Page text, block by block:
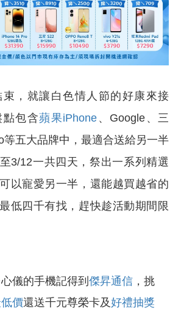
就讓白色情人節的好康來接
包含蘋果iPhone 、Google、三
等五大品牌中，最適合送給另一半
3/12一共四天，祭出一系列精選
以寵愛另一半，還能越買越省的
低四千有找，趕快趁活動期間限
儀的手機記得到傑昇通信 ，挑
價還送千元尊榮卡及好禮抽獎